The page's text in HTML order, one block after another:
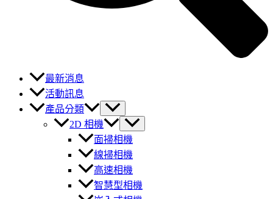
最新消息
活動訊息
產品分類
2D 相機
面掃相機
線掃相機
高速相機
智慧型相機